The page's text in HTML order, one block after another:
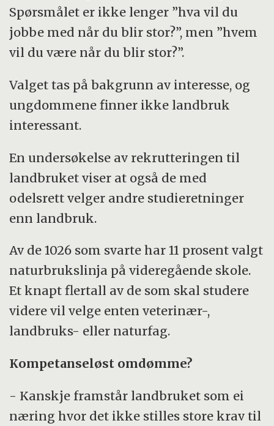
Spørsmålet er ikke lenger ”hva vil du
jobbe med når du blir stor?”, men ”hvem
vil du være når du blir stor?”.
Valget tas på bakgrunn av interesse, og
ungdommene finner ikke landbruk
interessant.
En undersøkelse av rekrutteringen til
landbruket viser at også de med
odelsrett velger andre studieretninger
enn landbruk.
Av de 1026 som svarte har 11 prosent valgt
naturbrukslinja på videregående skole.
Et knapt flertall av de som skal studere
videre vil velge enten veterinær-,
landbruks- eller naturfag.
Kompetanseløst omdømme?
- Kanskje framstår landbruket som ei
næring hvor det ikke stilles store krav til